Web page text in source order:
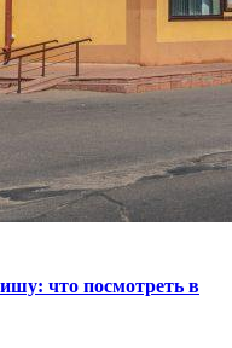
что посмотреть в